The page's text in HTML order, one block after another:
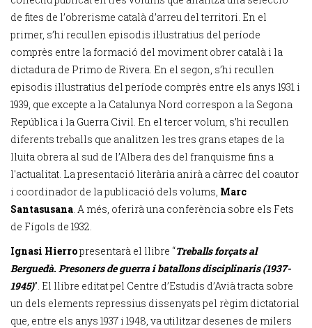
de fites de l’obrerisme català d’arreu del territori. En el
primer, s’hi recullen episodis il·lustratius del període
comprès entre la formació del moviment obrer català i la
dictadura de Primo de Rivera. En el segon, s’hi recullen
episodis il·lustratius del període comprès entre els anys 1931 i
1939, que excepte a la Catalunya Nord correspon a la Segona
República i la Guerra Civil. En el tercer volum, s’hi recullen
diferents treballs que analitzen les tres grans etapes de la
lluita obrera al sud de l’Albera des del franquisme fins a
l'actualitat. La presentació literària anirà a càrrec del coautor
i coordinador de la publicació dels volums, Marc
Santasusana. A més, oferirà una conferència sobre els Fets
de Fígols de 1932.
Ignasi Hierropresentarà el llibre “Treballs forçats al
Berguedà. Presoners de guerra i batallons disciplinaris (1937-
1945)”. El llibre editat pel Centre d’Estudis d’Avià tracta sobre
un dels elements repressius dissenyats pel règim dictatorial
que, entre els anys 1937 i 1948, va utilitzar desenes de milers